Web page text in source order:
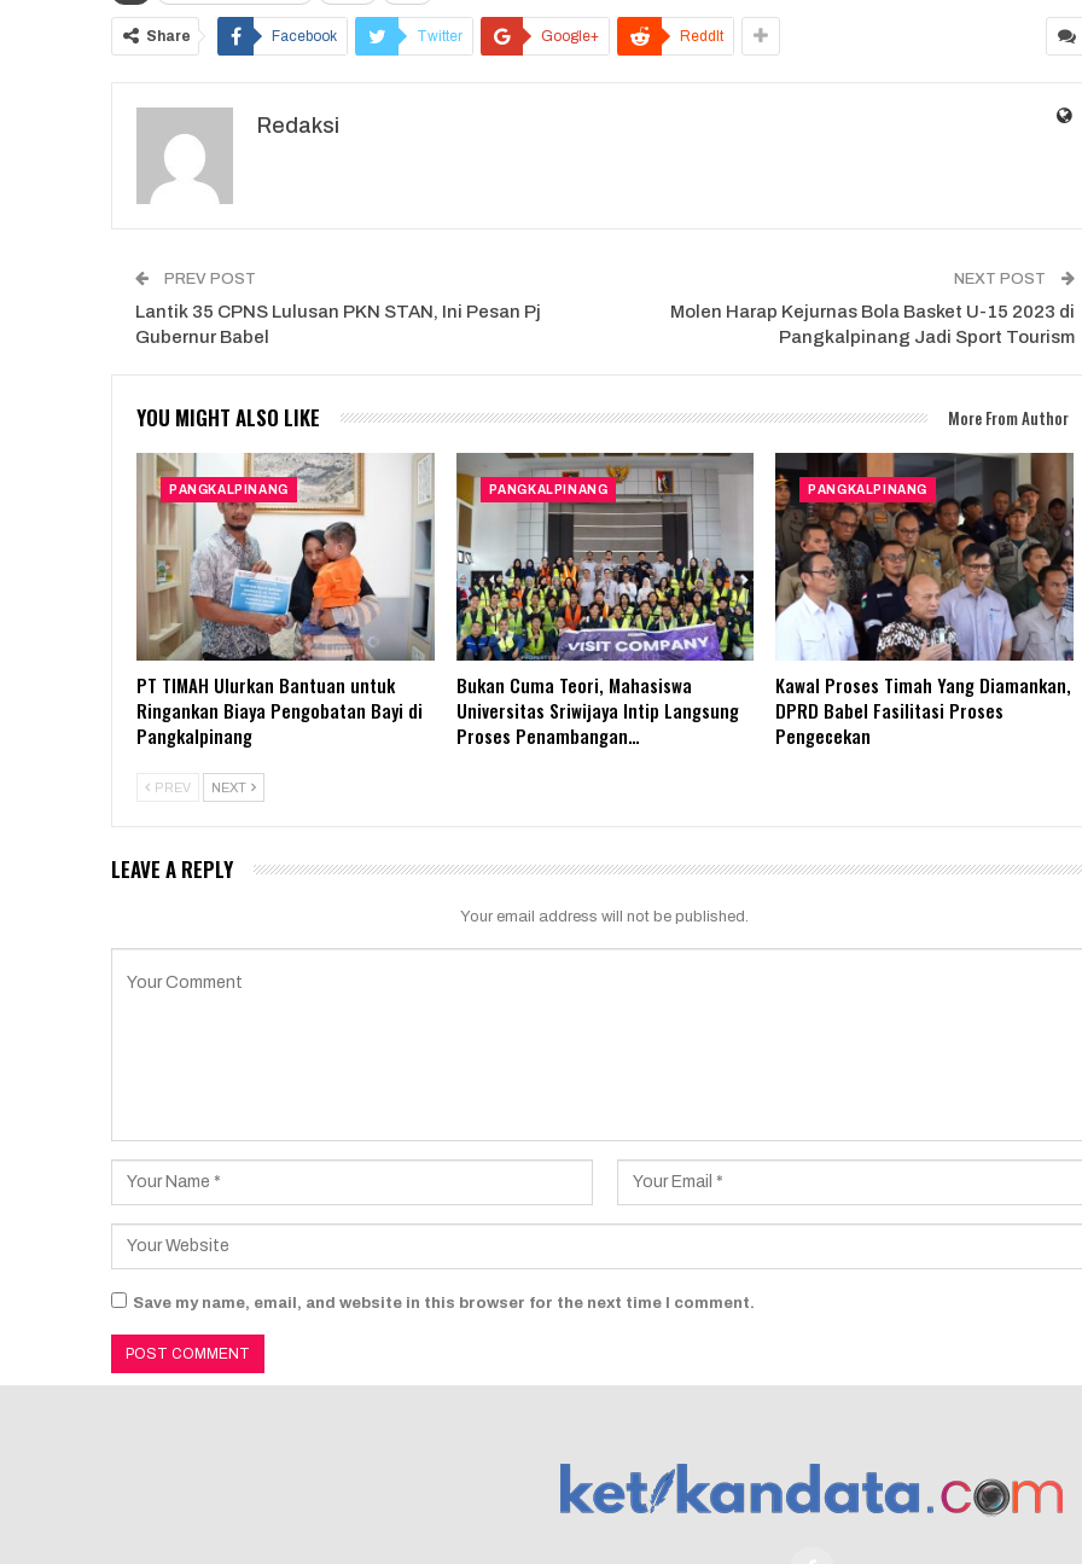
Share Facebook Twitter Google+ ReddIt
Redaksi
PREV POST
Lantik 35 CPNS Lulusan PKN STAN, Ini Pesan Pj
Gubernur Babel
NEXT POST
Molen Harap Kejurnas Bola Basket U-15 2023 di
Pangkalpinang Jadi Sport Tourism
YOU MIGHT ALSO LIKE More From Author
PANGKALPINANG
PT TIMAH Ulurkan Bantuan untuk
Ringankan Biaya Pengobatan Bayi di
Pangkalpinang
PANGKALPINANG
Bukan Cuma Teori, Mahasiswa
Universitas Sriwijaya Intip Langsung
Proses Penambangan…
PANGKALPINANG
Kawal Proses Timah Yang Diamankan,
DPRD Babel Fasilitasi Proses
Pengecekan
PREV NEXT
LEAVE A REPLY
Your email address will not be published.
Save my name, email, and website in this browser for the next time I comment.